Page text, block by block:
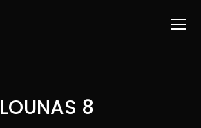
LOUNAS 8